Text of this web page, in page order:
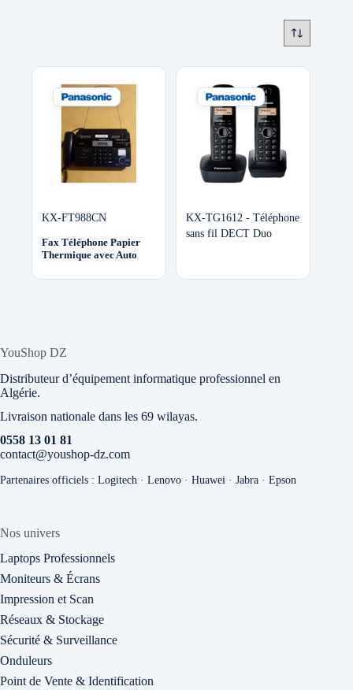
KX-FT988CN
Fax Téléphone Papier
Thermique avec Auto
KX-TG1612 - Téléphone
sans fil DECT Duo
YouShop DZ
Distributeur d’équipement informatique professionnel en
Algérie.
Livraison nationale dans les 69 wilayas.
0558 13 01 81
contact@youshop-dz.com
Partenaires officiels : Logitech · Lenovo · Huawei · Jabra · Epson
Nos univers
Laptops Professionnels
Moniteurs & Écrans
Impression et Scan
Réseaux & Stockage
Sécurité & Surveillance
Onduleurs
Point de Vente & Identification